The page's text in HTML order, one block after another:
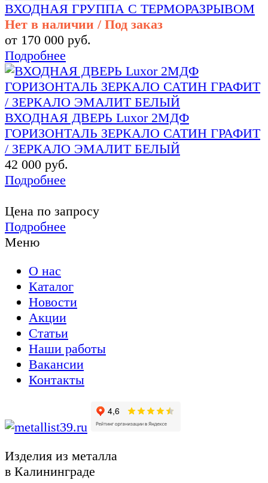
ВХОДНАЯ ГРУППА С ТЕРМОРАЗРЫВОМ
Нет в наличии / Под заказ
от 170 000 руб.
Подробнее
ВХОДНАЯ ДВЕРЬ Luxor 2МДФ
ГОРИЗОНТАЛЬ ЗЕРКАЛО САТИН ГРАФИТ
/ ЗЕРКАЛО ЭМАЛИТ БЕЛЫЙ
42 000 руб.
Подробнее
Цена по запросу
Подробнее
Меню
О нас
Каталог
Новости
Акции
Статьи
Наши работы
Вакансии
Контакты
Изделия из металла
в Калининграде